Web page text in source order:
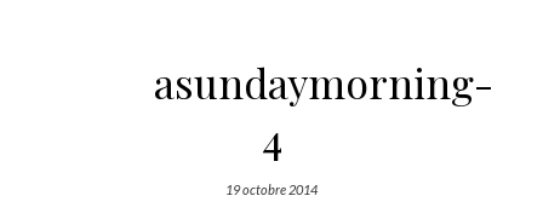
asundaymorning-
4
19 octobre 2014